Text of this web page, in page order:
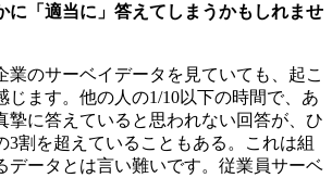
に「適当に」答えてしまうかもしれませ
業のサーベイデータを見ていても、起こ
じます。他の人の1/10以下の時間で、あ
摯に答えていると思われない回答が、ひ
3割を超えていることもある。これは組
データとは言い難いです。従業員サーベ